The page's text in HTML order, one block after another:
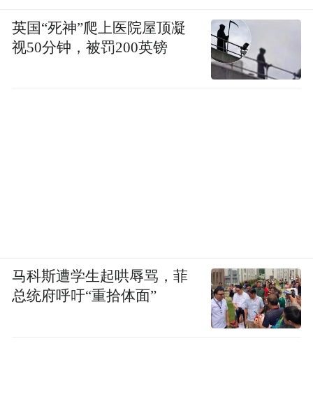
英国“死神”爬上医院屋顶凝
视50分钟，被罚200英镑
马科斯遭学生起哄辱骂，菲
总统府呼吁“重拾体面”